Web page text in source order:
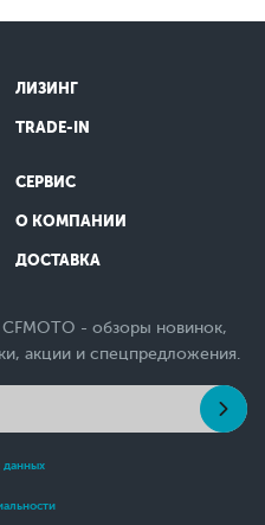
ЛИЗИНГ
TRADE-IN
СЕРВИС
О КОМПАНИИ
ДОСТАВКА
- обзоры новинок,
акции и спецпредложения.
данных